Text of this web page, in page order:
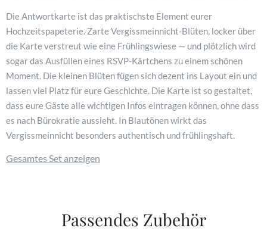
Die Antwortkarte ist das praktischste Element eurer
Hochzeitspapeterie. Zarte Vergissmeinnicht-Blüten, locker über
die Karte verstreut wie eine Frühlingswiese — und plötzlich wird
sogar das Ausfüllen eines RSVP-Kärtchens zu einem schönen
Moment. Die kleinen Blüten fügen sich dezent ins Layout ein und
lassen viel Platz für eure Geschichte. Die Karte ist so gestaltet,
dass eure Gäste alle wichtigen Infos eintragen können, ohne dass
es nach Bürokratie aussieht. In Blautönen wirkt das
Vergissmeinnicht besonders authentisch und frühlingshaft.
Gesamtes Set anzeigen
Passendes Zubehör